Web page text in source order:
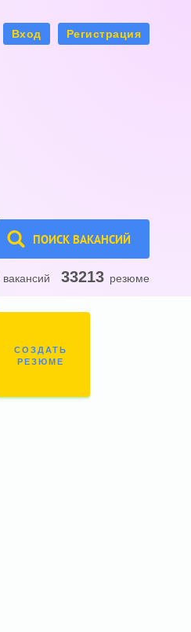
Вход Регистрация
ПОИСК ВАКАНСИЙ
вакансий 33213 резюме
СОЗДАТЬ
РЕЗЮМЕ